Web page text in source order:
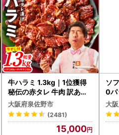
牛ハラミ 1.3kg｜1位獲得
秘伝の赤タレ 牛肉 訳あり
焼肉 BBQ
大阪府泉佐野市
(2481)
15,000
ソ
0
大